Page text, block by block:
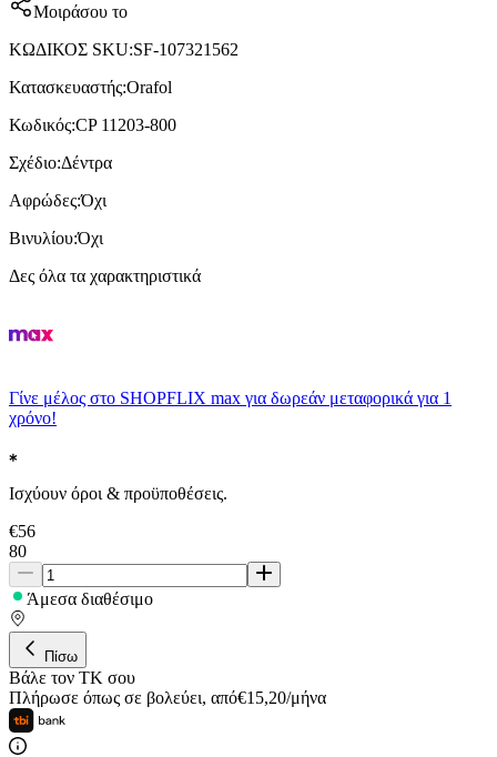
Μοιράσου το
ΚΩΔΙΚΟΣ SKU:SF-107321562
Κατασκευαστής:Orafol
Κωδικός:CP 11203-800
Σχέδιο:Δέντρα
Αφρώδες:Όχι
Βινυλίου:Όχι
Δες όλα τα χαρακτηριστικά
Γίνε μέλος στο SHOPFLIX max για δωρεάν μεταφορικά για 1
χρόνο!
Ισχύουν όροι & προϋποθέσεις.
€56
80
Άμεσα διαθέσιμο
Πίσω
Βάλε τον ΤΚ σου
Πλήρωσε όπως σε βολεύει, από€15,20/μήνα